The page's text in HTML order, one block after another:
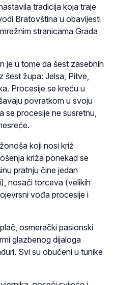
tradicija koja traje
Bratovština u obavijesti
stranicama Grada
je u tome da šest zasebnih
župa: Jelsa, Pitve,
Procesije se kreću u
povratkom u svoju
se procesije ne susretnu,
koji nosi križ
križa ponekad se
pratnju čine jedan
nosači torceva (velikih
vođa procesije i
osmerački pasionski
glazbenog dijaloga
Svi su obučeni u tunike